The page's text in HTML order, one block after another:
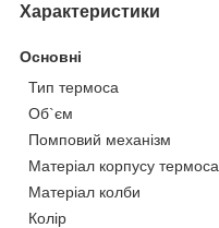
Характеристики
Основні
Тип термоса
Об`єм
Помповий механізм
Матеріал корпусу термоса
Матеріал колби
Колір